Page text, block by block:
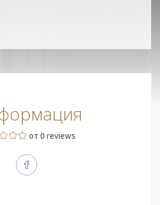
от 0 reviews